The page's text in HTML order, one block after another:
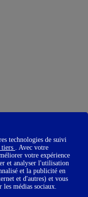
technologies de suivi
tiers . Avec votre
votre expérience
et analyser l'utilisation
et la publicité en
et d'autres) et vous
les médias sociaux.